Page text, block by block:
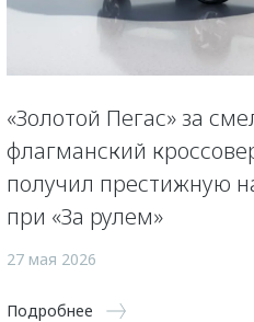
«Золотой Пегас» за
флагманский
получил престижную
при «За рулем»
27 мая 2026
Подробнее